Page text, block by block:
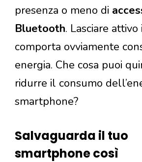
presenza o meno di
Bluetooth. Lasciare
comporta ovviamente
energia. Che cosa puoi
ridurre il consumo
smartphone?
Salvaguarda il tuo
smartphone così